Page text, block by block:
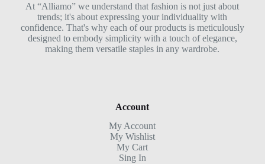
At “Alliamo” we understand that fashion is not just about
trends; it's about expressing your individuality with
confidence. That's why each of our products is meticulously
designed to embody simplicity with a touch of elegance,
making them versatile staples in any wardrobe.
Account
My Account
My Wishlist
My Cart
Sing In